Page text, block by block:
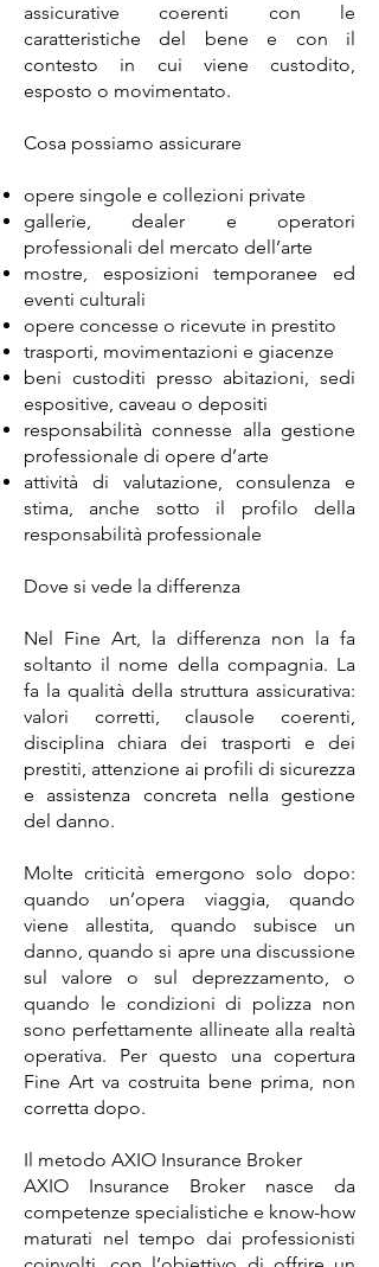
assicurative coerenti con le
caratteristiche del bene e con il
contesto in cui viene custodito,
esposto o movimentato.
Cosa possiamo assicurare
opere singole e collezioni private
gallerie, dealer e operatori
professionali del mercato dell’arte
mostre, esposizioni temporanee ed
eventi culturali
opere concesse o ricevute in prestito
trasporti, movimentazioni e giacenze
beni custoditi presso abitazioni, sedi
espositive, caveau o depositi
responsabilità connesse alla gestione
professionale di opere d’arte
attività di valutazione, consulenza e
stima, anche sotto il profilo della
responsabilità professionale
Dove si vede la differenza
Nel Fine Art, la differenza non la fa
soltanto il nome della compagnia. La
fa la qualità della struttura assicurativa:
valori corretti, clausole coerenti,
disciplina chiara dei trasporti e dei
prestiti, attenzione ai profili di sicurezza
e assistenza concreta nella gestione
del danno.
Molte criticità emergono solo dopo:
quando un’opera viaggia, quando
viene allestita, quando subisce un
danno, quando si apre una discussione
sul valore o sul deprezzamento, o
quando le condizioni di polizza non
sono perfettamente allineate alla realtà
operativa. Per questo una copertura
Fine Art va costruita bene prima, non
corretta dopo.
Il metodo AXIO Insurance Broker
AXIO Insurance Broker nasce da
competenze specialistiche e know-how
maturati nel tempo dai professionisti